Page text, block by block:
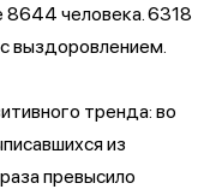
8644 человека. 6318
выздоровлением.
тренда: во
из
превысило